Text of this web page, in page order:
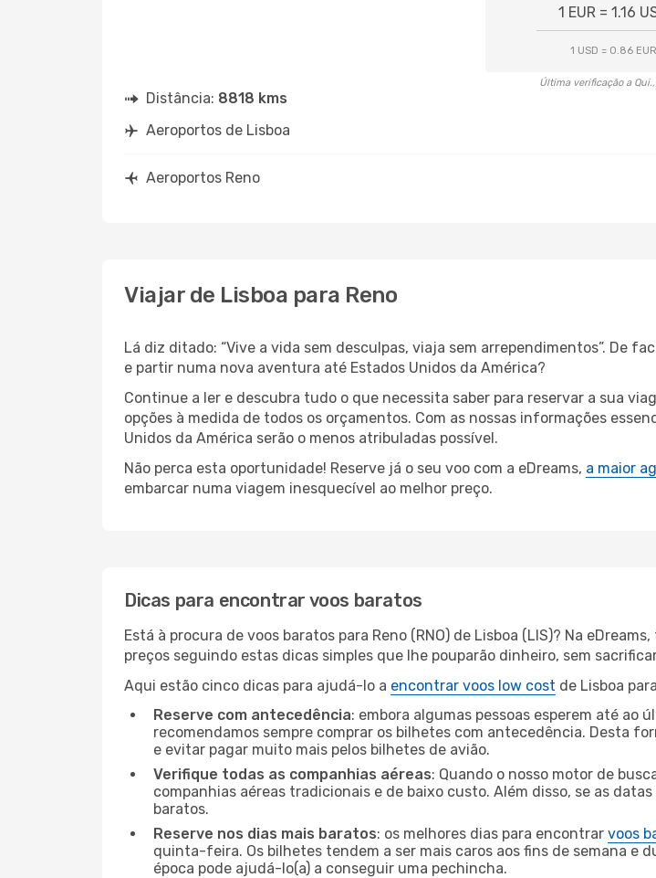
1 EUR = 1.16
1 USD = 0.86 EUR
Última verificação a
Distância: 8818 kms
Aeroportos de Lisboa
Aeroportos Reno
Viajar de Lisboa para Reno
Lá diz ditado: “Vive a vida sem desculpas, viaja sem arrependimentos”. De
e partir numa nova aventura até Estados Unidos da América?
Continue a ler e descubra tudo o que necessita saber para reservar a sua
opções à medida de todos os orçamentos. Com as nossas informações
Unidos da América serão o menos atribuladas possível.
Não perca esta oportunidade! Reserve já o seu voo com a eDreams, a maior
embarcar numa viagem inesquecível ao melhor preço.
Dicas para encontrar voos baratos
Está à procura de voos baratos para Reno (RNO) de Lisboa (LIS)? Na
preços seguindo estas dicas simples que lhe pouparão dinheiro, sem
Aqui estão cinco dicas para ajudá-lo a encontrar voos low cost de Lisboa
Reserve com antecedência: embora algumas pessoas esperem até
recomendamos sempre comprar os bilhetes com antecedência. Desta
e evitar pagar muito mais pelos bilhetes de avião.
Verifique todas as companhias aéreas: Quando o nosso motor de
companhias aéreas tradicionais e de baixo custo. Além disso, se as
baratos.
Reserve nos dias mais baratos: os melhores dias para encontrar voos
quinta-feira. Os bilhetes tendem a ser mais caros aos fins de semana e
época pode ajudá-lo(a) a conseguir uma pechincha.